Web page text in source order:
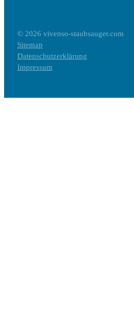
© 2026 vivenso-staubsauger.com
Sitemap
Datenschutzerklärung
Impressum